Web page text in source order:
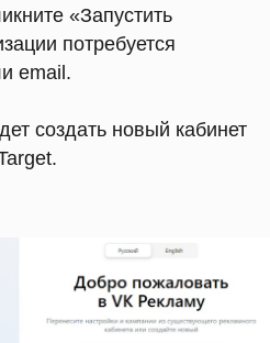
«Запустить
потребуется
email.
создать новый кабинет